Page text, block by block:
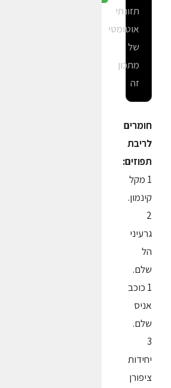
תזונתי
אוטומטי
של
מתכון
זה
חומרים
לריבת
תפוזים:
1 מקל
קינמון.
2
גרעיני
הל
שלם.
1 כוכב
אניס
שלם.
3
יחידות
ציפורן